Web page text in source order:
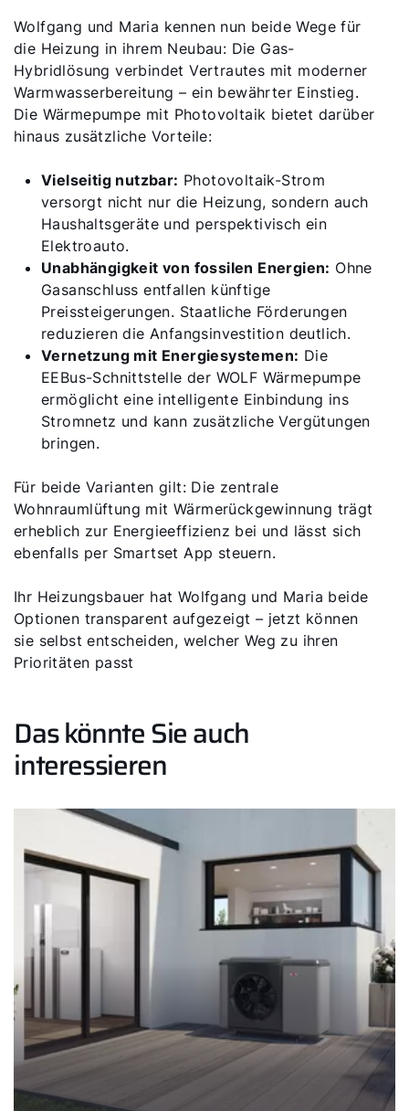
Wolfgang und Maria kennen nun beide Wege für
die Heizung in ihrem Neubau: Die Gas-
Hybridlösung verbindet Vertrautes mit moderner
Warmwasserbereitung – ein bewährter Einstieg.
Die Wärmepumpe mit Photovoltaik bietet darüber
hinaus zusätzliche Vorteile:
Vielseitig nutzbar: Photovoltaik-Strom
versorgt nicht nur die Heizung, sondern auch
Haushaltsgeräte und perspektivisch ein
Elektroauto.
Unabhängigkeit von fossilen Energien: Ohne
Gasanschluss entfallen künftige
Preissteigerungen. Staatliche Förderungen
reduzieren die Anfangsinvestition deutlich.
Vernetzung mit Energiesystemen: Die
EEBus-Schnittstelle der WOLF Wärmepumpe
ermöglicht eine intelligente Einbindung ins
Stromnetz und kann zusätzliche Vergütungen
bringen.
Für beide Varianten gilt: Die zentrale
Wohnraumlüftung mit Wärmerückgewinnung trägt
erheblich zur Energieeffizienz bei und lässt sich
ebenfalls per Smartset App steuern.
Ihr Heizungsbauer hat Wolfgang und Maria beide
Optionen transparent aufgezeigt – jetzt können
sie selbst entscheiden, welcher Weg zu ihren
Prioritäten passt
Das könnte Sie auch
interessieren